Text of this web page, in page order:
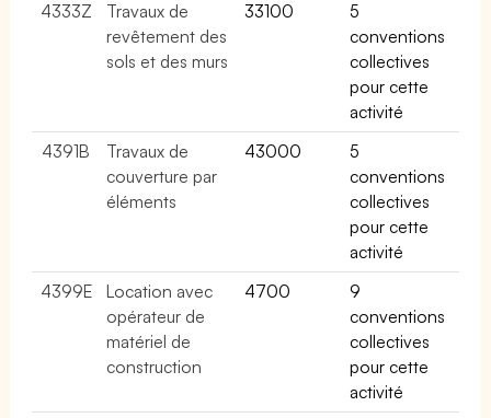
4333Z
Travaux de
revêtement des
sols et des murs
33100
5
conventions
collectives
pour cette
activité
4391B
Travaux de
couverture par
éléments
43000
5
conventions
collectives
pour cette
activité
4399E
Location avec
opérateur de
matériel de
construction
4700
9
conventions
collectives
pour cette
activité